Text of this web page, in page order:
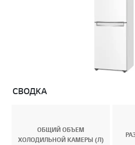
СВОДКА
ОБЩИЙ ОБЪЕМ
ХОЛОДИЛЬНОЙ КАМЕРЫ (Л)